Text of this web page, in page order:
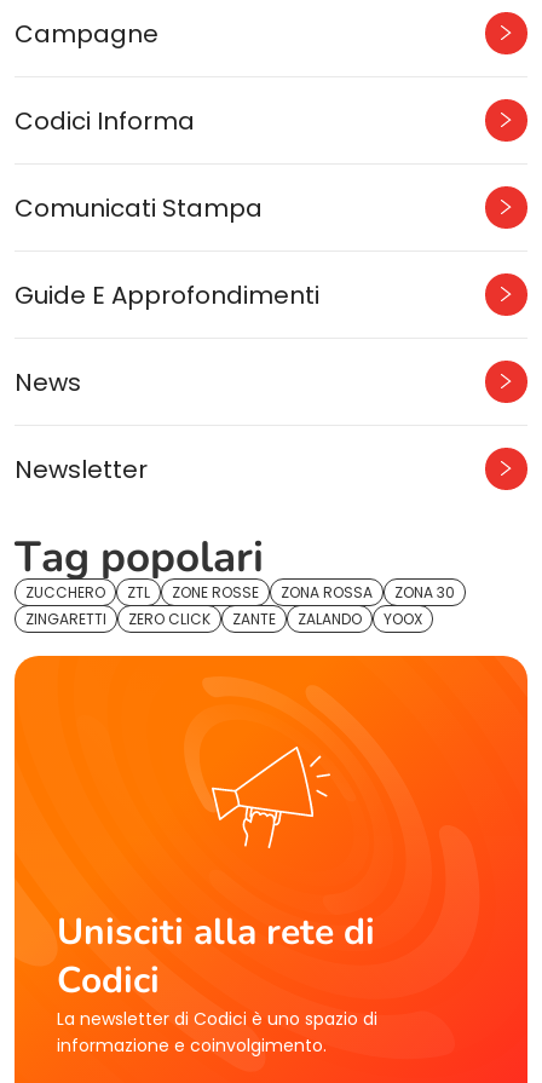
Campagne
Codici Informa
Comunicati Stampa
Guide E Approfondimenti
News
Newsletter
Tag popolari
ZUCCHERO ZTL ZONE ROSSE ZONA ROSSA
ZONA 30
ZINGARETTI
ZERO CLICK ZANTE ZALANDO YOOX
Unisciti alla rete di
Codici
La newsletter di Codici è uno spazio di
informazione e coinvolgimento.